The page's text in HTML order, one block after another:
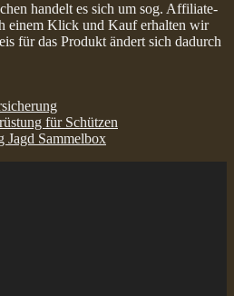
handelt es sich um sog. Affiliate-
einem Klick und Kauf erhalten wir
für das Produkt ändert sich dadurch